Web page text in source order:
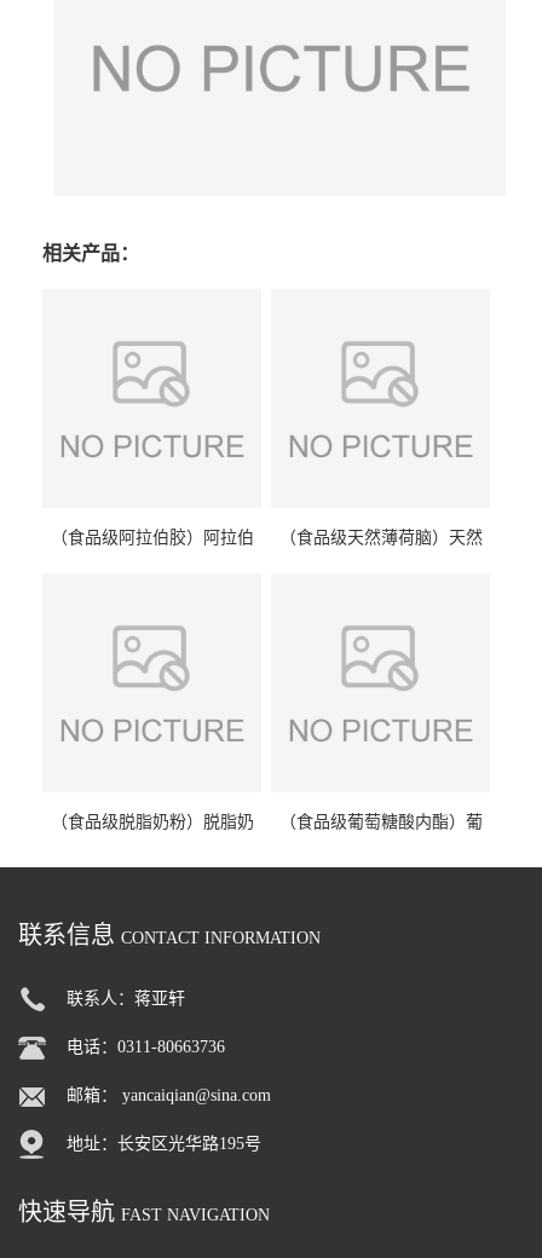
相关产品：
（食品级阿拉伯胶）阿拉伯
（食品级天然薄荷脑）天然
（食品级脱脂奶粉）脱脂奶
（食品级葡萄糖酸内酯）葡
联系信息 CONTACT INFORMATION
联系人：蒋亚轩
电话：0311-80663736
邮箱： yancaiqian@sina.com
地址：长安区光华路195号
快速导航 FAST NAVIGATION